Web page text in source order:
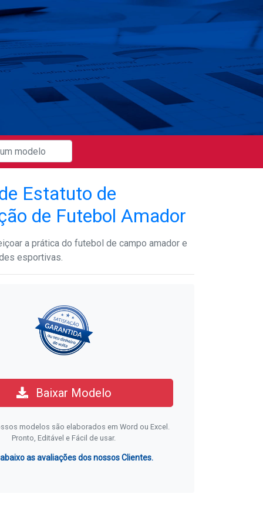
Estatuto de
de Futebol Amador
a prática do futebol de campo amador e
esportivas.
Baixar Modelo
modelos são elaborados em Word ou Excel.
Pronto, Editável e Fácil de usar.
abaixo as avaliações dos nossos Clientes.